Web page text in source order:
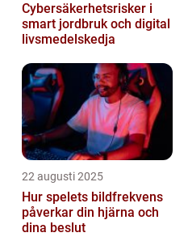
Cybersäkerhetsrisker i
smart jordbruk och digital
livsmedelskedja
22 augusti 2025
Hur spelets bildfrekvens
påverkar din hjärna och
dina beslut